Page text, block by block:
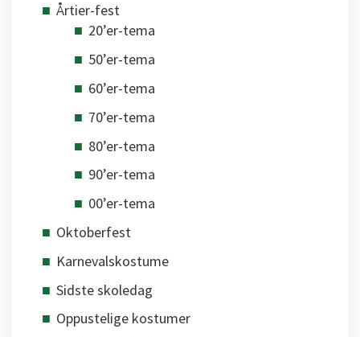
Årtier-fest
20’er-tema
50’er-tema
60’er-tema
70’er-tema
80’er-tema
90’er-tema
00’er-tema
Oktoberfest
Karnevalskostume
Sidste skoledag
Oppustelige kostumer